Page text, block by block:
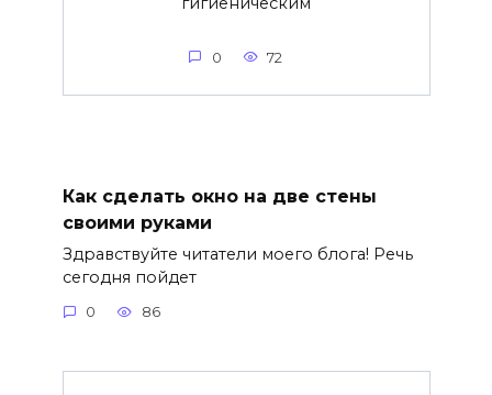
0 72
Как сделать окно на две стены
своими руками
Здравствуйте читатели моего блога! Речь
сегодня пойдет
0 86